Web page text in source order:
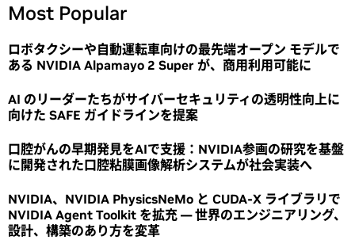
Most Popular
ロボタクシーや自動運転車向けの最先端オープン モデルで
ある NVIDIA Alpamayo 2 Super が、商用利用可能に
AI のリーダーたちがサイバーセキュリティの透明性向上に
向けた SAFE ガイドラインを提案
口腔がんの早期発見をAIで支援：NVIDIA参画の研究を基盤
に開発された口腔粘膜画像解析システムが社会実装へ
NVIDIA、NVIDIA PhysicsNeMo と CUDA-X ライブラリで
NVIDIA Agent Toolkit を拡充 ― 世界のエンジニアリング、
設計、構築のあり方を変革